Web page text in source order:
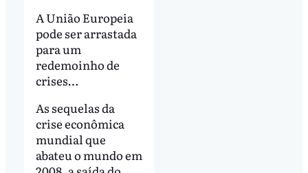
A União Europeia
pode ser arrastada
para um
redemoinho de
crises…
As sequelas da
crise econômica
mundial que
abateu o mundo em